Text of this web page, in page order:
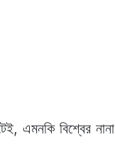
এমনকি বিশ্বের নানা